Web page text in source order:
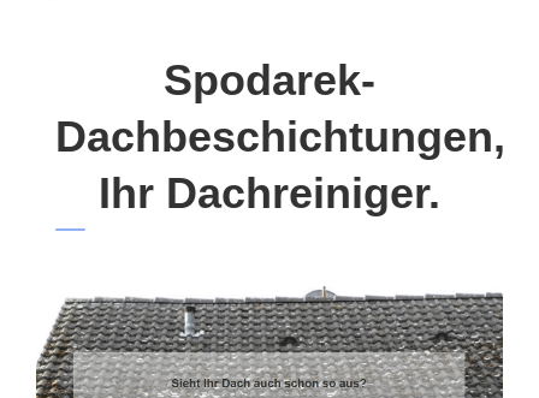
Spodarek-
Dachbeschichtungen,
Ihr Dachreiniger.